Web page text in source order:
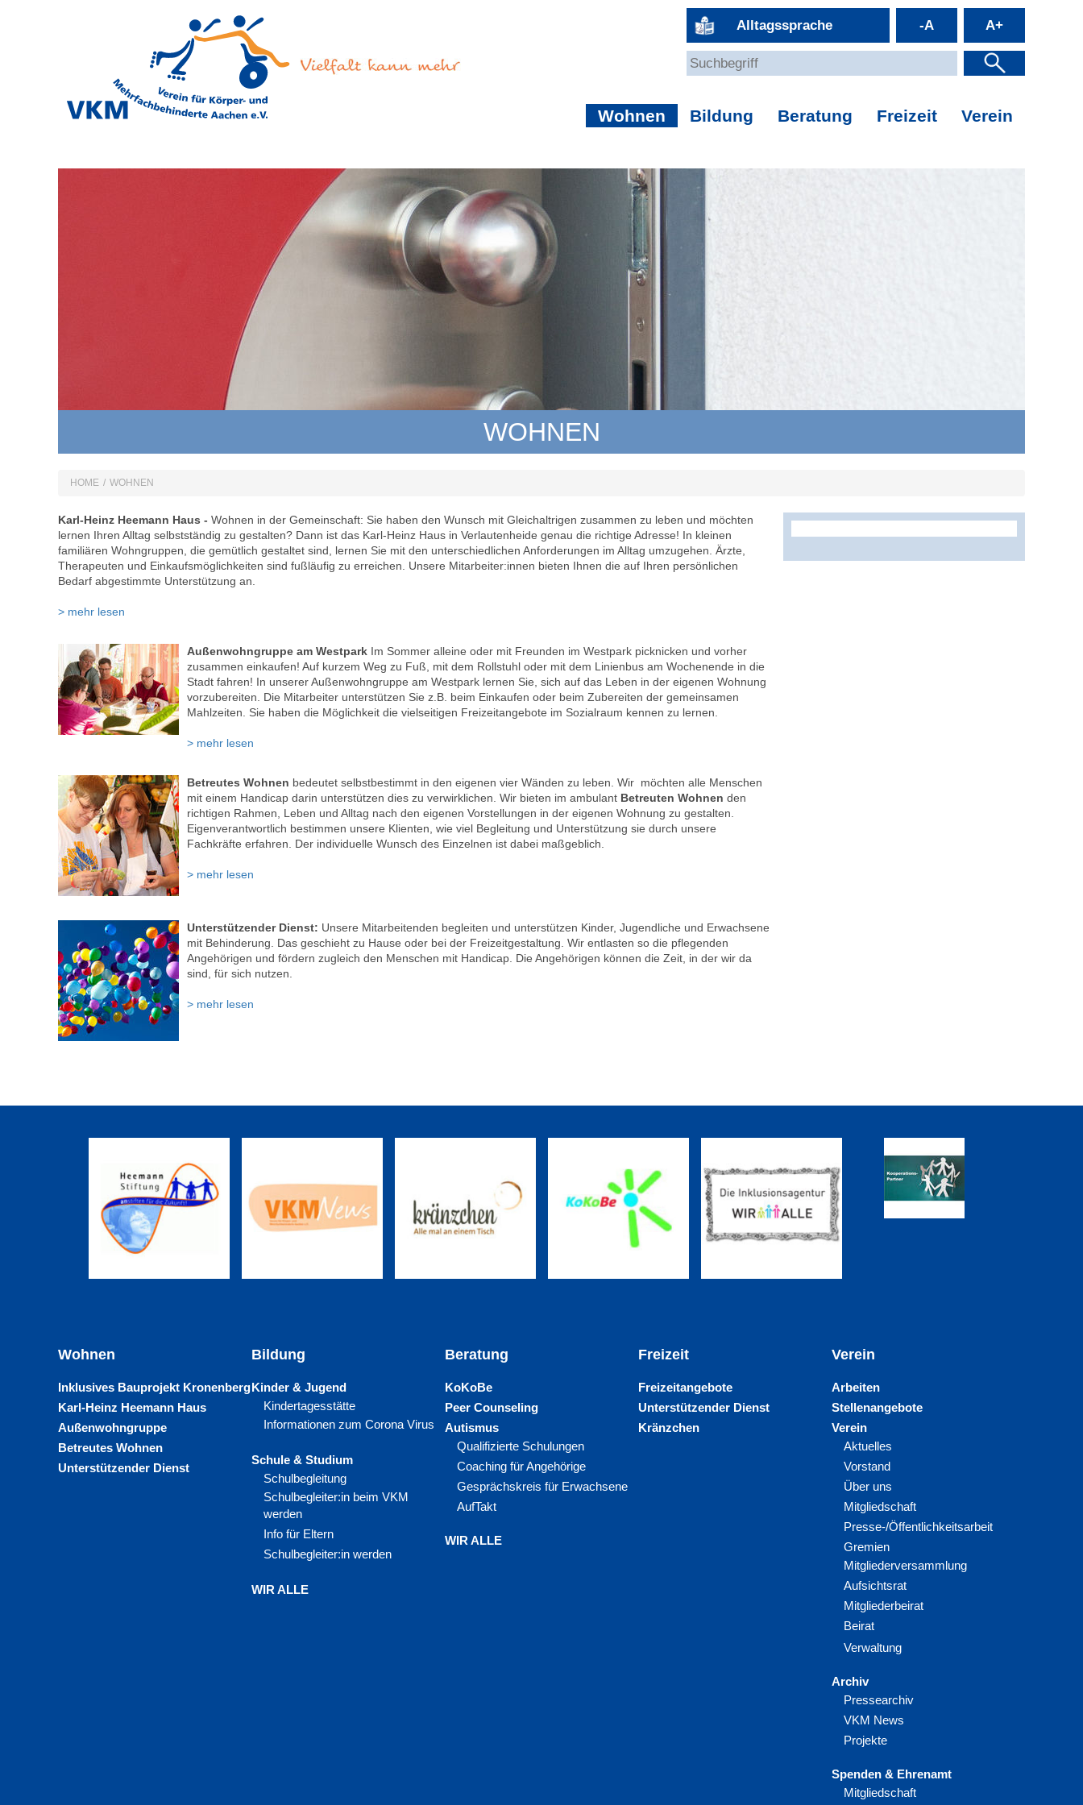
-A A+
Alltagssprache
Wohnen Bildung Beratung Freizeit Verein
WOHNEN
HOME / WOHNEN
Karl-Heinz Heemann Haus - Wohnen in der Gemeinschaft: Sie haben den Wunsch mit Gleichaltrigen zusammen zu leben und möchten
lernen Ihren Alltag selbstständig zu gestalten? Dann ist das Karl-Heinz Haus in Verlautenheide genau die richtige Adresse! In kleinen
familiären Wohngruppen, die gemütlich gestaltet sind, lernen Sie mit den unterschiedlichen Anforderungen im Alltag umzugehen. Ärzte,
Therapeuten und Einkaufsmöglichkeiten sind fußläufig zu erreichen. Unsere Mitarbeiter:innen bieten Ihnen die auf Ihren persönlichen
Bedarf abgestimmte Unterstützung an.
> mehr lesen
Außenwohngruppe am Westpark Im Sommer alleine oder mit Freunden im Westpark picknicken und vorher
zusammen einkaufen! Auf kurzem Weg zu Fuß, mit dem Rollstuhl oder mit dem Linienbus am Wochenende in die
Stadt fahren! In unserer Außenwohngruppe am Westpark lernen Sie, sich auf das Leben in der eigenen Wohnung
vorzubereiten. Die Mitarbeiter unterstützen Sie z.B. beim Einkaufen oder beim Zubereiten der gemeinsamen
Mahlzeiten. Sie haben die Möglichkeit die vielseitigen Freizeitangebote im Sozialraum kennen zu lernen.
> mehr lesen
Betreutes Wohnen bedeutet selbstbestimmt in den eigenen vier Wänden zu leben. Wir möchten alle Menschen
mit einem Handicap darin unterstützen dies zu verwirklichen. Wir bieten im ambulant Betreuten Wohnen den
richtigen Rahmen, Leben und Alltag nach den eigenen Vorstellungen in der eigenen Wohnung zu gestalten.
Eigenverantwortlich bestimmen unsere Klienten, wie viel Begleitung und Unterstützung sie durch unsere
Fachkräfte erfahren. Der individuelle Wunsch des Einzelnen ist dabei maßgeblich.
> mehr lesen
Unterstützender Dienst: Unsere Mitarbeitenden begleiten und unterstützen Kinder, Jugendliche und Erwachsene
mit Behinderung. Das geschieht zu Hause oder bei der Freizeitgestaltung. Wir entlasten so die pflegenden
Angehörigen und fördern zugleich den Menschen mit Handicap. Die Angehörigen können die Zeit, in der wir da
sind, für sich nutzen.
> mehr lesen
Wohnen
Inklusives Bauprojekt Kronenberg
Karl-Heinz Heemann Haus
Außenwohngruppe
Betreutes Wohnen
Unterstützender Dienst
Bildung
Kinder & Jugend
Kindertagesstätte
Informationen zum Corona Virus
Schule & Studium
Schulbegleitung
Schulbegleiter:in beim VKM
werden
Info für Eltern
Schulbegleiter:in werden
WIR ALLE
Beratung
KoKoBe
Peer Counseling
Autismus
Qualifizierte Schulungen
Coaching für Angehörige
Gesprächskreis für Erwachsene
AufTakt
WIR ALLE
Freizeit
Freizeitangebote
Unterstützender Dienst
Kränzchen
Verein
Arbeiten
Stellenangebote
Verein
Aktuelles
Vorstand
Über uns
Mitgliedschaft
Presse-/Öffentlichkeitsarbeit
Gremien
Mitgliederversammlung
Aufsichtsrat
Mitgliederbeirat
Beirat
Verwaltung
Archiv
Pressearchiv
VKM News
Projekte
Spenden & Ehrenamt
Mitgliedschaft